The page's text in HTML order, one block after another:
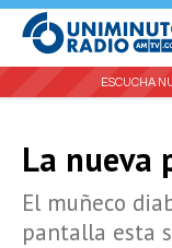
ESCUCHA
La nueva
El muñeco
pantalla esta